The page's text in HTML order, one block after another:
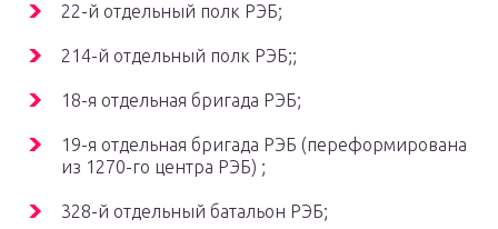
22-й отдельный полк РЭБ;
214-й отдельный полк РЭБ;;
18-я отдельная бригада РЭБ;
19-я отдельная бригада РЭБ (переформирована
из 1270-го центра РЭБ) ;
328-й отдельный батальон РЭБ;